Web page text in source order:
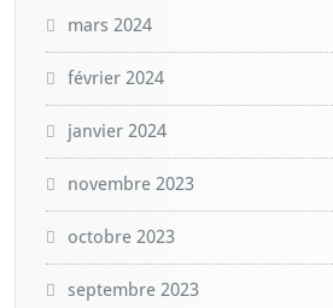
mars 2024
février 2024
janvier 2024
novembre 2023
octobre 2023
septembre 2023